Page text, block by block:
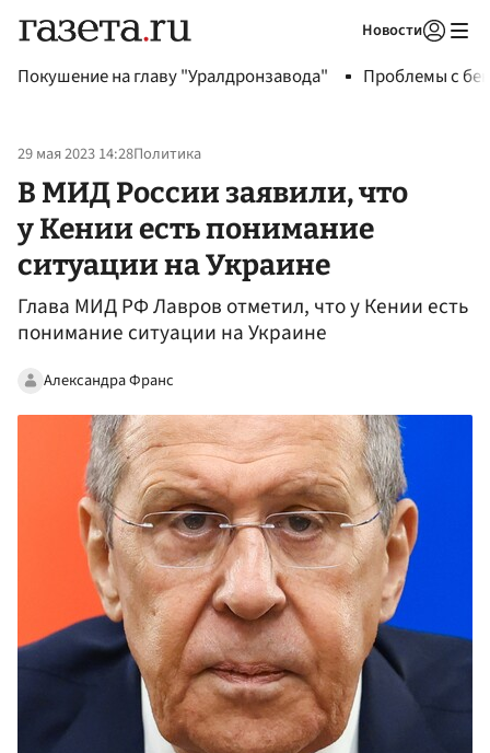
Новости
Покушение на главу "Уралдронзавода" Проблемы с
29 мая 2023 14:28Политика
В МИД России заявили, что
у Кении есть понимание
ситуации на Украине
Глава МИД РФ Лавров отметил, что у Кении есть
понимание ситуации на Украине
Александра Франс